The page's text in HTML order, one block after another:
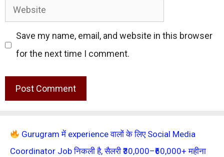
Website
Save my name, email, and website in this browser
for the next time I comment.
Gurugram में experience वालों के लिए Social Media
Coordinator Job निकली है, सैलरी ₹30,000–₹60,000+ महीना